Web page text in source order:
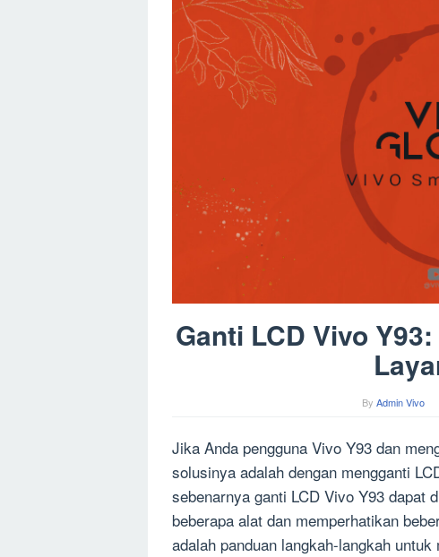
Ganti LCD Vivo
By Admin Vivo
Jika Anda pengguna Vivo Y93 dan
solusinya adalah dengan mengganti
sebenarnya ganti LCD Vivo Y93 dapat
beberapa alat dan memperhatikan
adalah panduan langkah-langkah